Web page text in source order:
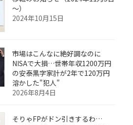
～）
2024年10月15日
市場はこんなに絶好調なのに
NISAで大損…世帯年収1200万円
の安泰黒字家計が2年で120万円
溶かした"犯人"
2026年8月4日
そりゃFPがドン引きするわ…